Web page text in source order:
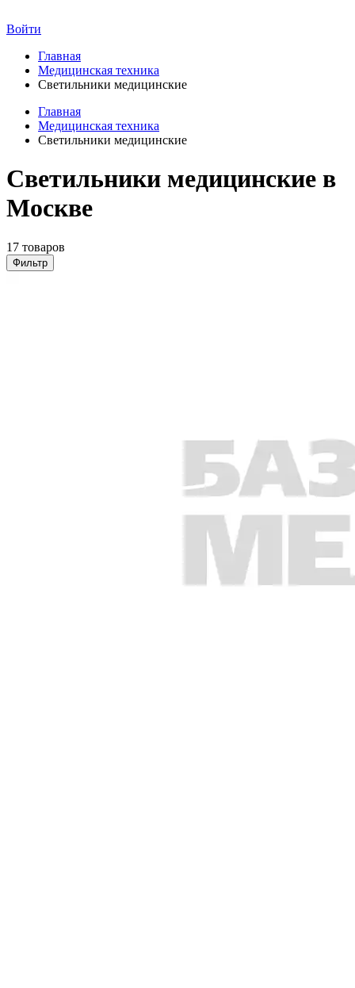
Войти
Главная
Медицинская техника
Светильники медицинские
Главная
Медицинская техника
Светильники медицинские
Светильники медицинские в
Москве
17 товаров
Фильтр